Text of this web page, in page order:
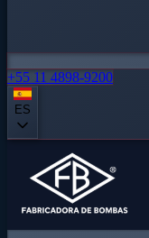
+55 11 4898-9200
ES